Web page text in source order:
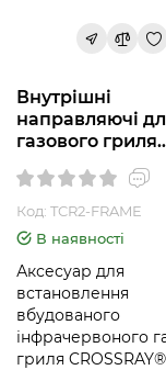
Внутрішні
направляючі
газового гриля
CROSSRAY® 2
Heatstrip
Код: TCR2-FRAME
В наявності
Аксесуар для
встановлення
вбудованого
інфрачервоного
гриля